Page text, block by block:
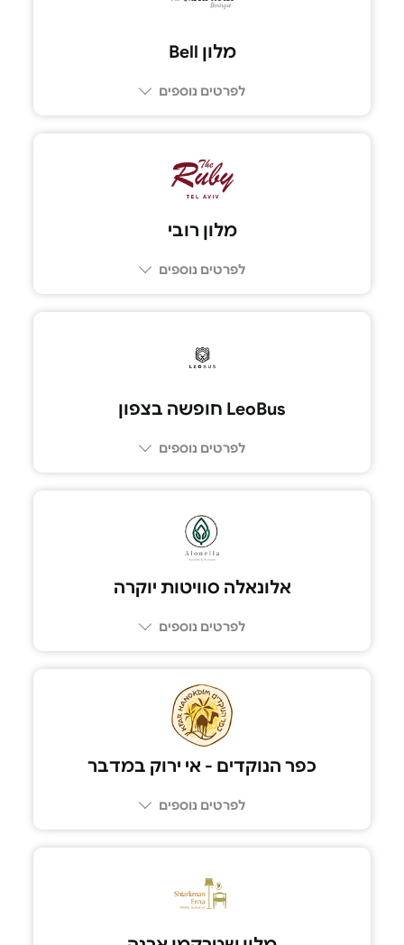
מלון Bell
לפרטים נוספים
מלון רובי
לפרטים נוספים
LeoBus חופשה בצפון
לפרטים נוספים
‎אלונאלה סוויטות יוקרה
לפרטים נוספים
כפר הנוקדים - אי ירוק במדבר
לפרטים נוספים